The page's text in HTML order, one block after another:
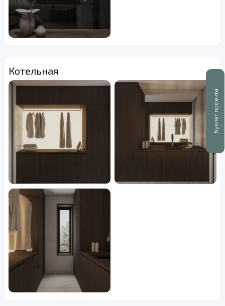
Буклет проекта
Котельная